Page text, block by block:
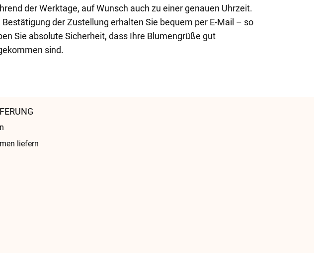
der Werktage, auf Wunsch auch zu einer genauen Uhrzeit.
Bestätigung der Zustellung erhalten Sie bequem per E-Mail – so
Sie absolute Sicherheit, dass Ihre Blumengrüße gut
sind.
liefern